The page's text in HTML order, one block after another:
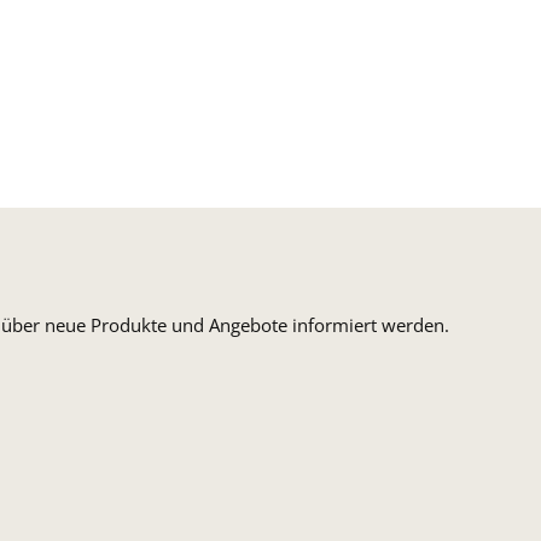
neue Produkte und Angebote informiert werden.